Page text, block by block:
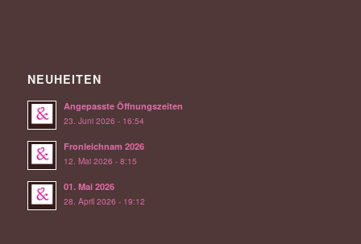
NEUHEITEN
Angepasste Öffnungszeiten
23. Juni 2026 - 16:54
Fronleichnam 2026
12. Mai 2026 - 8:15
01. Mai 2026
28. April 2026 - 19:12